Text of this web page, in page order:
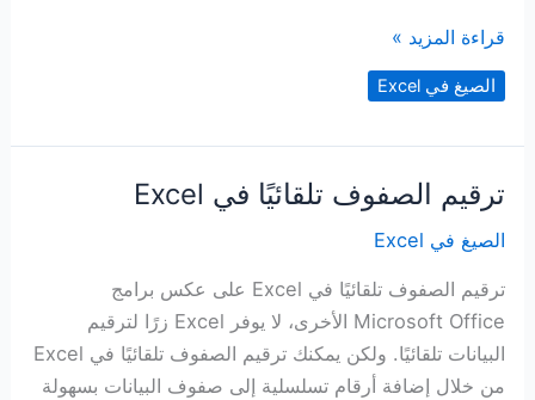
حساب
الفرق
بين
إكسل
Excel
قراءة المزيد »
الصيغ في Excel
ترقيم الصفوف تلقائيًا في Excel
الصيغ في Excel
ترقيم الصفوف تلقائيًا في Excel على عكس برامج
Microsoft Office الأخرى، لا يوفر Excel زرًا لترقيم
البيانات تلقائيًا. ولكن يمكنك ترقيم الصفوف تلقائيًا في Excel
من خلال إضافة أرقام تسلسلية إلى صفوف البيانات بسهولة